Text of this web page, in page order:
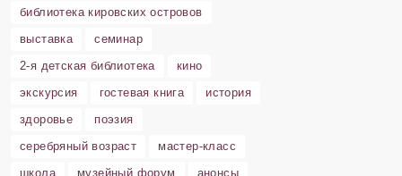
библиотека кировских островов
выставка
семинар
2-я детская библиотека
кино
экскурсия
гостевая книга
история
здоровье
поэзия
серебряный возраст
мастер-класс
школа
музейный форум
анонсы